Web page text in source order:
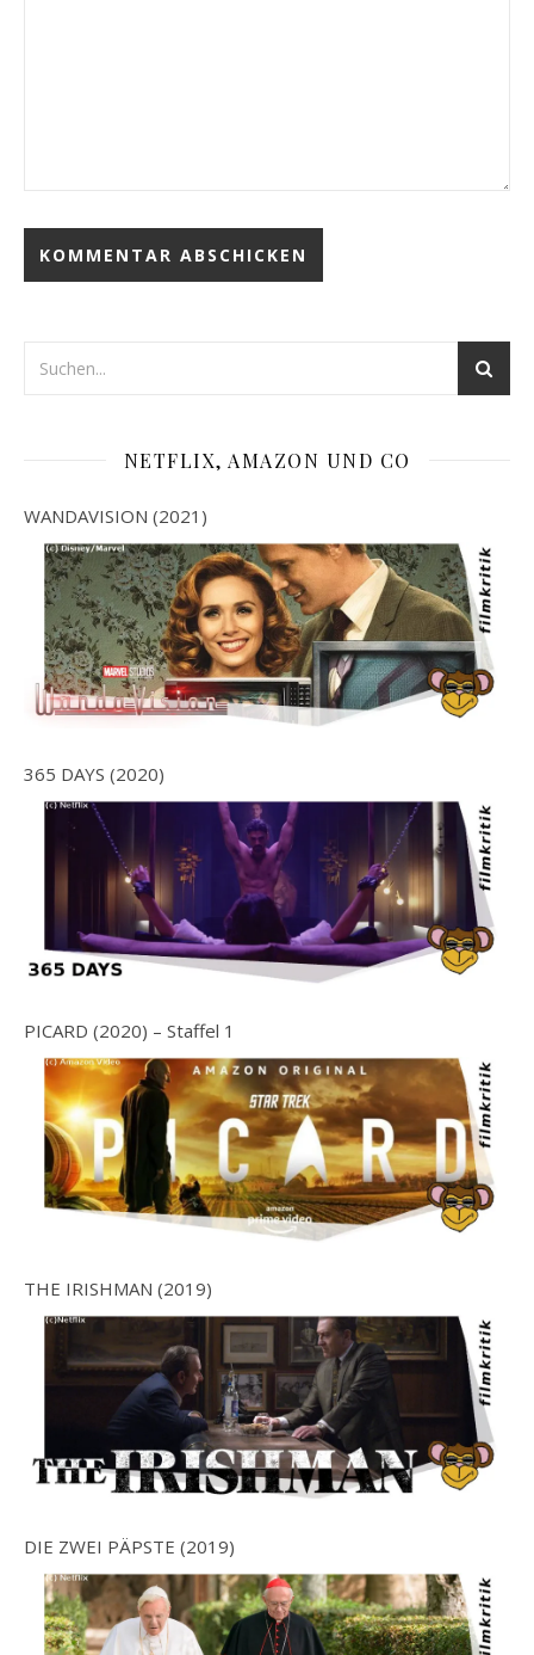
NETFLIX, AMAZON UND CO
WANDAVISION (2021)
365 DAYS (2020)
PICARD (2020) – Staffel 1
THE IRISHMAN (2019)
DIE ZWEI PÄPSTE (2019)